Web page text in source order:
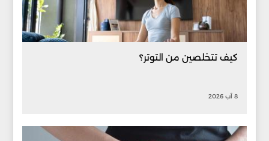
كيف تتخلصين من التوتر؟
8 آب 2026